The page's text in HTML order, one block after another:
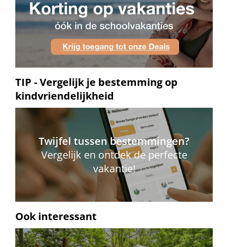
TIP - Vergelijk je bestemming op
kindvriendelijkheid
Twijfel tussen bestemmingen?
Vergelijk en ontdek de perfecte
vakantie!
Ook interessant